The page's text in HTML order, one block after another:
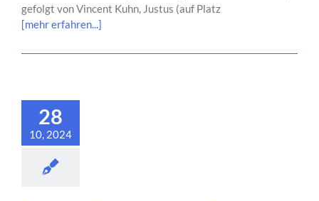
gefolgt von Vincent Kuhn, Justus (auf Platz
[mehr erfahren...]
28
10, 2024